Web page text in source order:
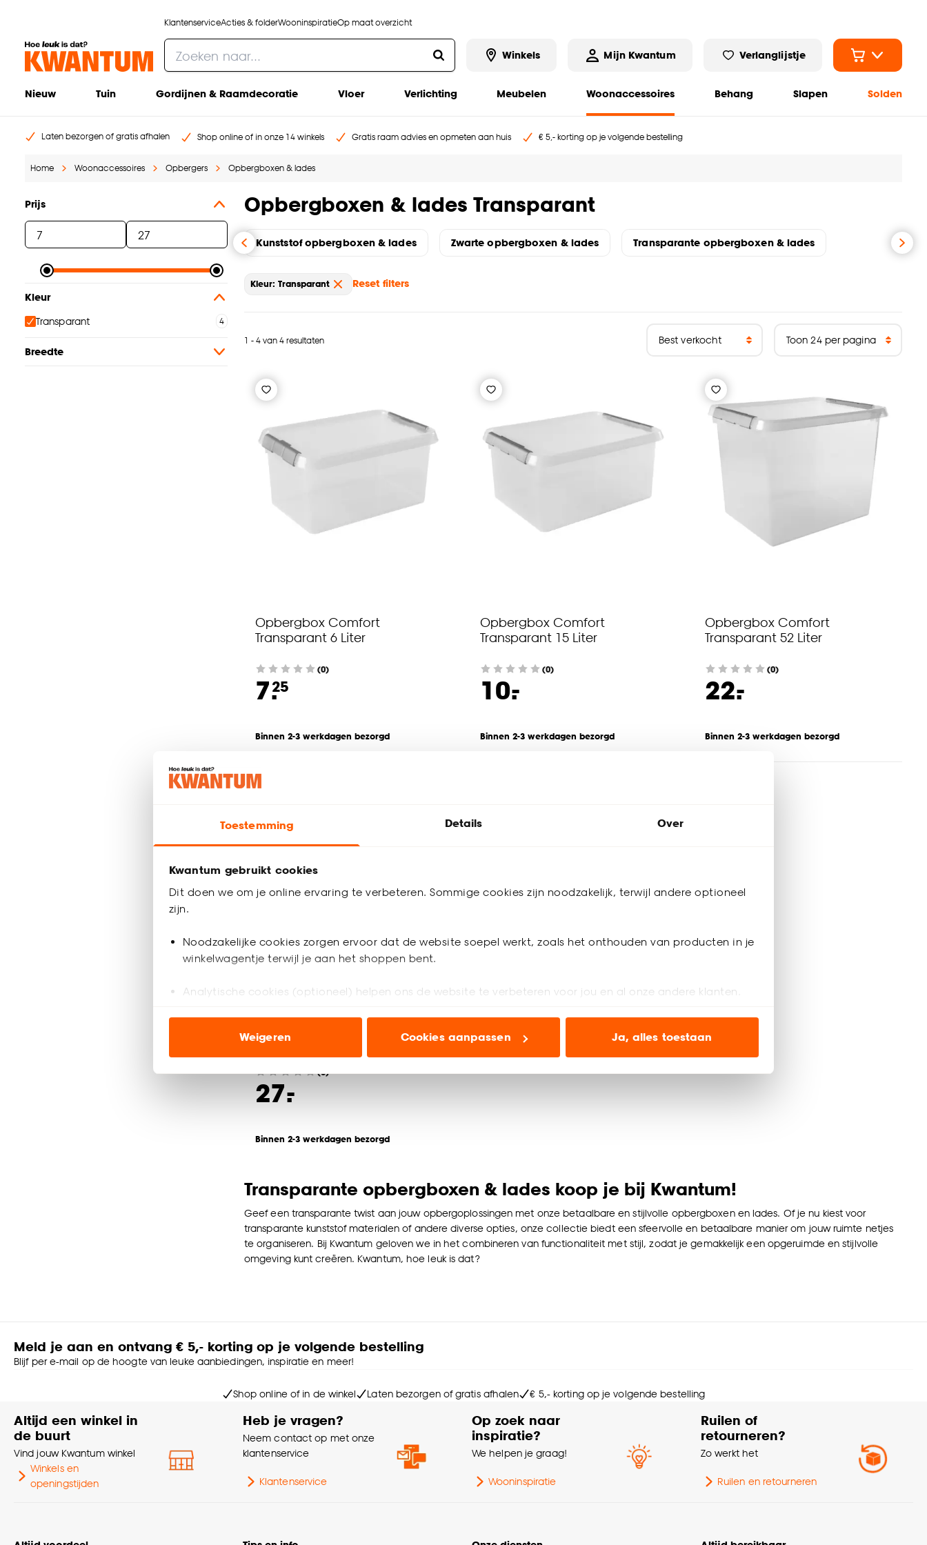
Toestemming Details Over
Kwantum gebruikt cookies
Dit doen we om je online ervaring te verbeteren. Sommige cookies zijn noodzakelijk, terwijl andere optioneel
zijn.
Noodzakelijke cookies zorgen ervoor dat de website soepel werkt, zoals het onthouden van producten in je
winkelwagentje terwijl je aan het shoppen bent.
Analytische cookies (optioneel) helpen ons de website te verbeteren voor jou en al onze andere klanten.
ook buiten de website voor advertenties en communicatie.
Klik op ‘Ja, alles toestaan’ om gebruik te maken van alle cookies, of klik op ‘weigeren’ om alleen de
noodzakelijke cookies te accepteren. Je kunt er ook voor kiezen om bepaalde cookies wel of niet te
Goed om te weten is dat je deze keuze altijd nog kan aanpassen, bekijk hiervoor onze
Weigeren Cookies aanpassen Ja, alles toestaan
KlantenserviceActies & folderWooninspiratieOp maat overzicht
Winkels Mijn Kwantum Verlanglijstje
Nieuw Tuin Gordijnen & Raamdecoratie Vloer Verlichting Meubelen Woonaccessoires Behang Slapen Solden
Laten bezorgen of gratis afhalen Shop online of in onze 14 winkels Gratis raam advies en opmeten aan huis € 5,- korting op je volgende bestelling
Home Woonaccessoires Opbergers Opbergboxen & lades
Prijs
Kleur
Transparant
Breedte
Opbergboxen & lades Transparant
Kunststof opbergboxen & lades Zwarte opbergboxen & lades Transparante opbergboxen & lades
Kleur: Transparant Reset filters
1 - 4 van 4 resultaten
Opbergbox Comfort
Transparant 6 Liter
(0)
7.25
Binnen 2-3 werkdagen bezorgd
Opbergbox Comfort
Transparant 15 Liter
(0)
10.
-
Binnen 2-3 werkdagen bezorgd
Opbergbox Comfort
Transparant 52 Liter
(0)
22.
-
Binnen 2-3 werkdagen bezorgd
Opbergbox Comfort
Transparant 72 Liter
(0)
27.
-
Binnen 2-3 werkdagen bezorgd
Transparante opbergboxen & lades koop je bij Kwantum!
Geef een transparante twist aan jouw opbergoplossingen met onze betaalbare en stijlvolle opbergboxen en lades. Of je nu kiest voor
transparante kunststof materialen of andere diverse opties, onze collectie biedt een sfeervolle en betaalbare manier om jouw ruimte netjes
te organiseren. Bij Kwantum geloven we in het combineren van functionaliteit met stijl, zodat je gemakkelijk een opgeruimde en stijlvolle
omgeving kunt creëren. Kwantum, hoe leuk is dat?
Meld je aan en ontvang € 5,- korting op je volgende bestelling
Blijf per e-mail op de hoogte van leuke aanbiedingen, inspiratie en meer!
Shop online of in de winkel Laten bezorgen of gratis afhalen € 5,- korting op je volgende bestelling
Altijd een winkel in
de buurt
Vind jouw Kwantum winkel
Winkels en
openingstijden
Heb je vragen?
Neem contact op met onze
klantenservice
Klantenservice
Op zoek naar
inspiratie?
We helpen je graag!
Wooninspiratie
Ruilen of
retourneren?
Zo werkt het
Ruilen en retourneren